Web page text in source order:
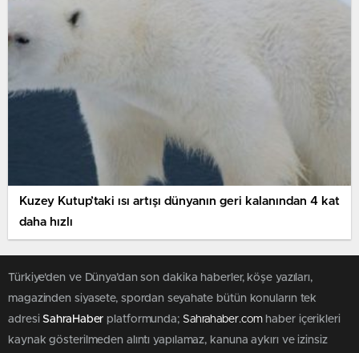
Kuzey Kutup’taki ısı artışı dünyanın geri kalanından 4 kat
daha hızlı
Türkiye'den ve Dünya’dan son dakika haberler, köşe yazıları,
magazinden siyasete, spordan seyahate bütün konuların tek
adresiSahraHaber platformunda;Sahrahaber.comhaber içerikleri
kaynak gösterilmeden alıntı yapılamaz, kanuna aykırı ve izinsiz